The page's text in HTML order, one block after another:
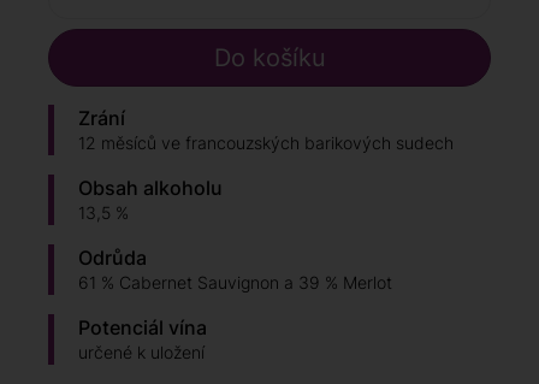
Zrání
12 měsíců ve francouzských barikových sudech
Obsah alkoholu
13,5 %
Odrůda
61 % Cabernet Sauvignon a 39 % Merlot
Potenciál vína
určené k uložení